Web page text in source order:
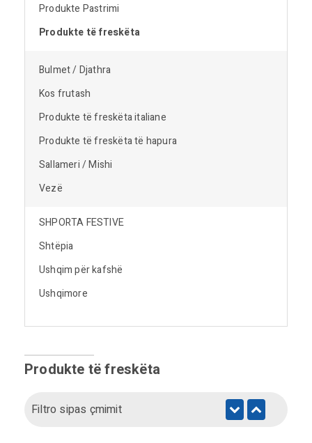
Produkte Pastrimi
Produkte të freskëta
Bulmet / Djathra
Kos frutash
Produkte të freskëta italiane
Produkte të freskëta të hapura
Sallameri / Mishi
Vezë
SHPORTA FESTIVE
Shtëpia
Ushqim për kafshë
Ushqimore
Produkte të freskëta
Filtro sipas çmimit